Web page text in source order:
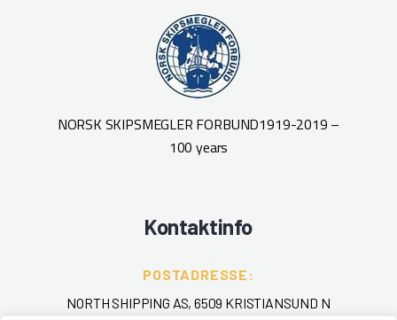
NORSK SKIPSMEGLER FORBUND1919-2019 –
100 years
Kontaktinfo
POSTADRESSE:
NORTH SHIPPING AS, 6509 KRISTIANSUND N